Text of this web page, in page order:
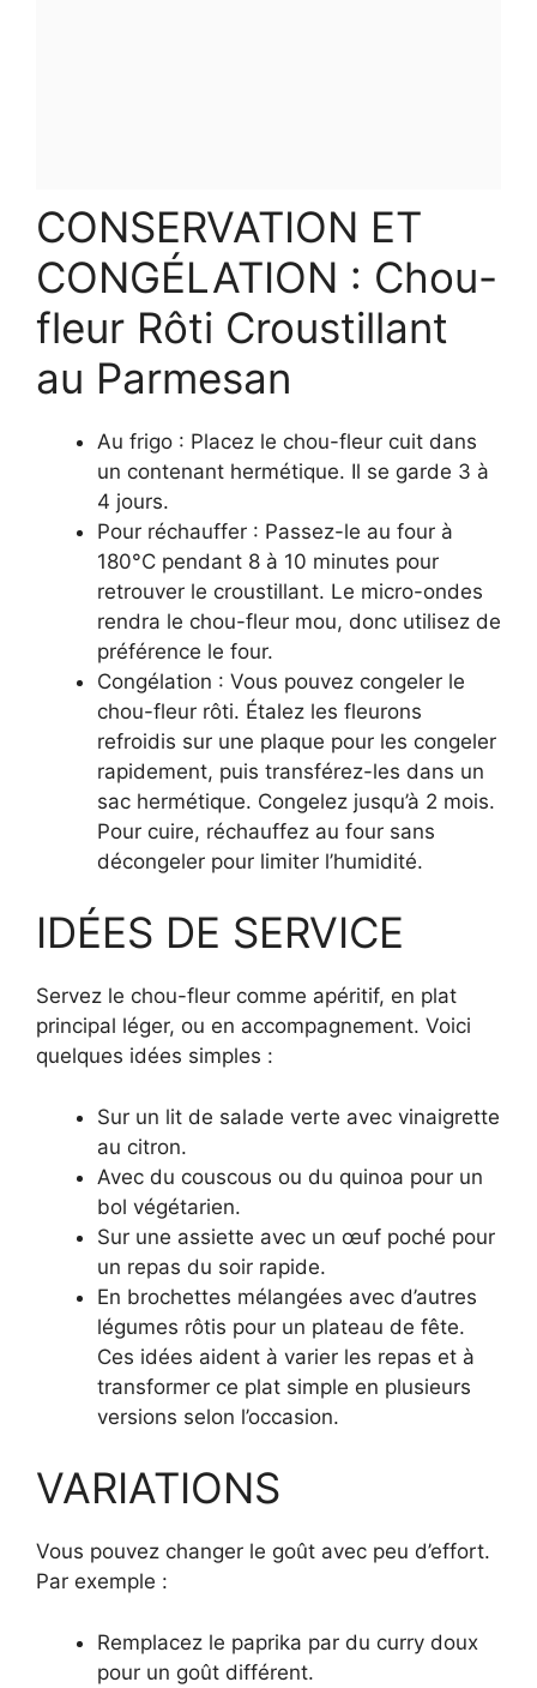
CONSERVATION ET
CONGÉLATION : Chou-
fleur Rôti Croustillant
au Parmesan
Au frigo : Placez le chou-fleur cuit dans
un contenant hermétique. Il se garde 3 à
4 jours.
Pour réchauffer : Passez-le au four à
180°C pendant 8 à 10 minutes pour
retrouver le croustillant. Le micro-ondes
rendra le chou-fleur mou, donc utilisez de
préférence le four.
Congélation : Vous pouvez congeler le
chou-fleur rôti. Étalez les fleurons
refroidis sur une plaque pour les congeler
rapidement, puis transférez-les dans un
sac hermétique. Congelez jusqu’à 2 mois.
Pour cuire, réchauffez au four sans
décongeler pour limiter l’humidité.
IDÉES DE SERVICE
Servez le chou-fleur comme apéritif, en plat
principal léger, ou en accompagnement. Voici
quelques idées simples :
Sur un lit de salade verte avec vinaigrette
au citron.
Avec du couscous ou du quinoa pour un
bol végétarien.
Sur une assiette avec un œuf poché pour
un repas du soir rapide.
En brochettes mélangées avec d’autres
légumes rôtis pour un plateau de fête.
Ces idées aident à varier les repas et à
transformer ce plat simple en plusieurs
versions selon l’occasion.
VARIATIONS
Vous pouvez changer le goût avec peu d’effort.
Par exemple :
Remplacez le paprika par du curry doux
pour un goût différent.